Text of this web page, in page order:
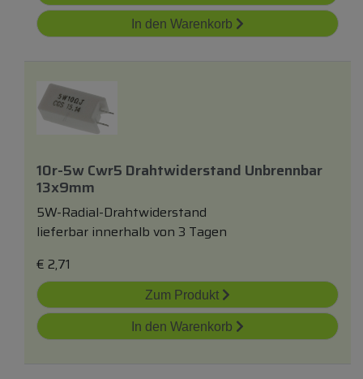
In den Warenkorb
10r-5w Cwr5 Drahtwiderstand Unbrennbar
13x9mm
5W-Radial-Drahtwiderstand
lieferbar innerhalb von 3 Tagen
€ 2,71
Zum Produkt
In den Warenkorb